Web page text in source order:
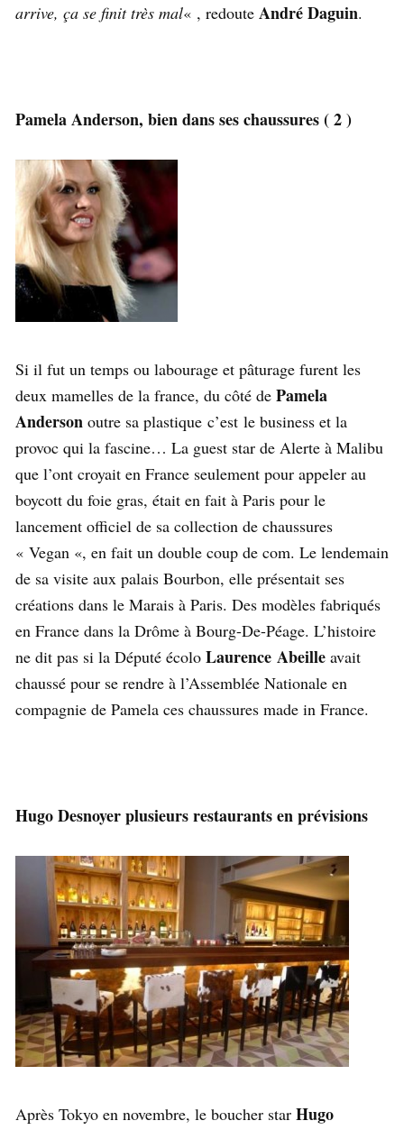
arrive, ça se finit très mal« , redoute André Daguin.
Pamela Anderson, bien dans ses chaussures ( 2 )
Si il fut un temps ou labourage et pâturage furent les
deux mamelles de la france, du côté de Pamela
Anderson outre sa plastique c’est le business et la
provoc qui la fascine… La guest star de Alerte à Malibu
que l’ont croyait en France seulement pour appeler au
boycott du foie gras, était en fait à Paris pour le
lancement officiel de sa collection de chaussures
« Vegan «, en fait un double coup de com. Le lendemain
de sa visite aux palais Bourbon, elle présentait ses
créations dans le Marais à Paris. Des modèles fabriqués
en France dans la Drôme à Bourg-De-Péage. L’histoire
ne dit pas si la Député écolo Laurence Abeille avait
chaussé pour se rendre à l’Assemblée Nationale en
compagnie de Pamela ces chaussures made in France.
Hugo Desnoyer plusieurs restaurants en prévisions
Après Tokyo en novembre, le boucher star Hugo